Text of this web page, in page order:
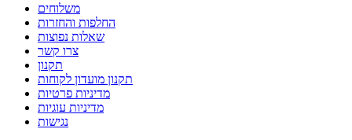
משלוחים
החלפות והחזרות
שאלות נפוצות
צרו קשר
תקנון
תקנון מועדון לקוחות
מדיניות פרטיות
מדיניות עוגיות
נגישות